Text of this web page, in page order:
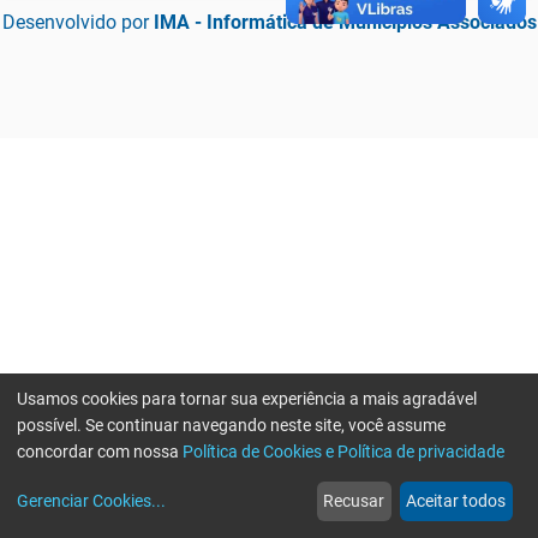
Desenvolvido por IMA - Informática de Municípios Associados
web
Notícias
more_horiz
Mais
Usamos cookies para tornar sua experiência a mais agradável
possível. Se continuar navegando neste site, você assume
concordar com nossa Política de Cookies e Política de privacidade
Gerenciar Cookies... Recusar Aceitar todos
Erro ao enviar informações, por favor tente novamente